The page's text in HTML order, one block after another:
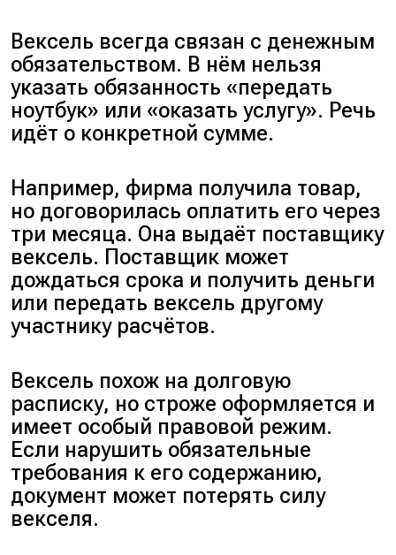
Вексель всегда связан с денежным
обязательством. В нём нельзя
указать обязанность «передать
ноутбук» или «оказать услугу». Речь
идёт о конкретной сумме.
Например, фирма получила товар,
но договорилась оплатить его через
три месяца. Она выдаёт поставщику
вексель. Поставщик может
дождаться срока и получить деньги
или передать вексель другому
участнику расчётов.
Вексель похож на долговую
расписку, но строже оформляется и
имеет особый правовой режим.
Если нарушить обязательные
требования к его содержанию,
документ может потерять силу
векселя.